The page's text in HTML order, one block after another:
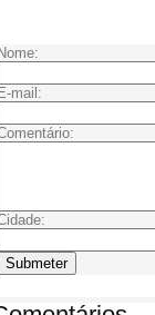
Nome:
E-mail: